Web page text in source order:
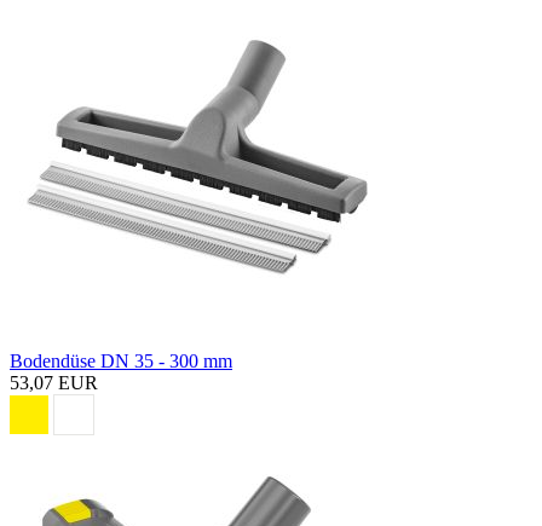
Bodendüse DN 35 - 300 mm
53,07 EUR